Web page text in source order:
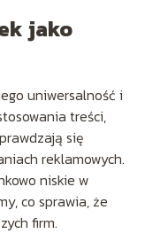
jako
uniwersalność i
treści,
się
reklamowych.
niskie w
co sprawia, że
firm.